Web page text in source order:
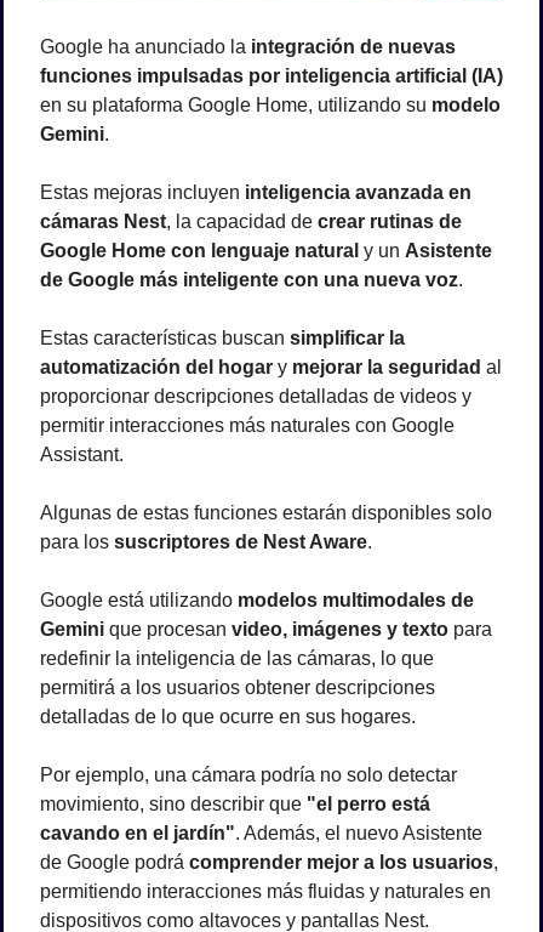
Google ha anunciado la integración de nuevas
funciones impulsadas por inteligencia artificial (IA)
en su plataforma Google Home, utilizando su modelo
Gemini.
Estas mejoras incluyen inteligencia avanzada en
cámaras Nest, la capacidad de crear rutinas de
Google Home con lenguaje natural y un Asistente
de Google más inteligente con una nueva voz.
Estas características buscan simplificar la
automatización del hogar y mejorar la seguridad al
proporcionar descripciones detalladas de videos y
permitir interacciones más naturales con Google
Assistant.
Algunas de estas funciones estarán disponibles solo
para los suscriptores de Nest Aware.
Google está utilizando modelos multimodales de
Gemini que procesan video, imágenes y texto para
redefinir la inteligencia de las cámaras, lo que
permitirá a los usuarios obtener descripciones
detalladas de lo que ocurre en sus hogares.
Por ejemplo, una cámara podría no solo detectar
movimiento, sino describir que "el perro está
cavando en el jardín". Además, el nuevo Asistente
de Google podrá comprender mejor a los usuarios,
permitiendo interacciones más fluidas y naturales en
dispositivos como altavoces y pantallas Nest.